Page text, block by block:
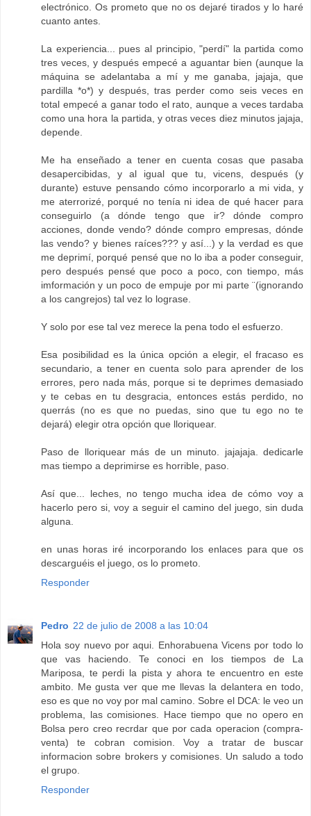
electrónico. Os prometo que no os dejaré tirados y lo haré
cuanto antes.
La experiencia... pues al principio, "perdí" la partida como
tres veces, y después empecé a aguantar bien (aunque la
máquina se adelantaba a mí y me ganaba, jajaja, que
pardilla *o*) y después, tras perder como seis veces en
total empecé a ganar todo el rato, aunque a veces tardaba
como una hora la partida, y otras veces diez minutos jajaja,
depende.
Me ha enseñado a tener en cuenta cosas que pasaba
desapercibidas, y al igual que tu, vicens, después (y
durante) estuve pensando cómo incorporarlo a mi vida, y
me aterrorizé, porqué no tenía ni idea de qué hacer para
conseguirlo (a dónde tengo que ir? dónde compro
acciones, donde vendo? dónde compro empresas, dónde
las vendo? y bienes raíces??? y así...) y la verdad es que
me deprimí, porqué pensé que no lo iba a poder conseguir,
pero después pensé que poco a poco, con tiempo, más
imformación y un poco de empuje por mi parte ¨(ignorando
a los cangrejos) tal vez lo lograse.
Y solo por ese tal vez merece la pena todo el esfuerzo.
Esa posibilidad es la única opción a elegir, el fracaso es
secundario, a tener en cuenta solo para aprender de los
errores, pero nada más, porque si te deprimes demasiado
y te cebas en tu desgracia, entonces estás perdido, no
querrás (no es que no puedas, sino que tu ego no te
dejará) elegir otra opción que lloriquear.
Paso de lloriquear más de un minuto. jajajaja. dedicarle
mas tiempo a deprimirse es horrible, paso.
Así que... leches, no tengo mucha idea de cómo voy a
hacerlo pero si, voy a seguir el camino del juego, sin duda
alguna.
en unas horas iré incorporando los enlaces para que os
descarguéis el juego, os lo prometo.
Responder
Pedro 22 de julio de 2008 a las 10:04
Hola soy nuevo por aqui. Enhorabuena Vicens por todo lo
que vas haciendo. Te conoci en los tiempos de La
Mariposa, te perdi la pista y ahora te encuentro en este
ambito. Me gusta ver que me llevas la delantera en todo,
eso es que no voy por mal camino. Sobre el DCA: le veo un
problema, las comisiones. Hace tiempo que no opero en
Bolsa pero creo recrdar que por cada operacion (compra-
venta) te cobran comision. Voy a tratar de buscar
informacion sobre brokers y comisiones. Un saludo a todo
el grupo.
Responder